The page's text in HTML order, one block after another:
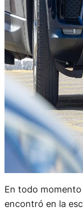
En todo
encontró en la